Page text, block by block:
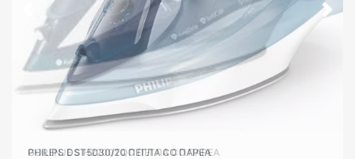
PHILIPS DST5030/20 ПЕГЛА СО ПАРЕА
GORENJE SIH2200TQC ПЕГЛА СО ПАРЕА